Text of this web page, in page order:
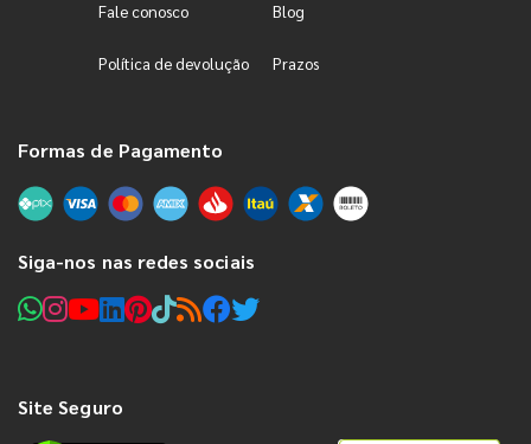
Fale conosco Blog
Política de devolução Prazos
Formas de Pagamento
Siga-nos nas redes sociais
Site Seguro